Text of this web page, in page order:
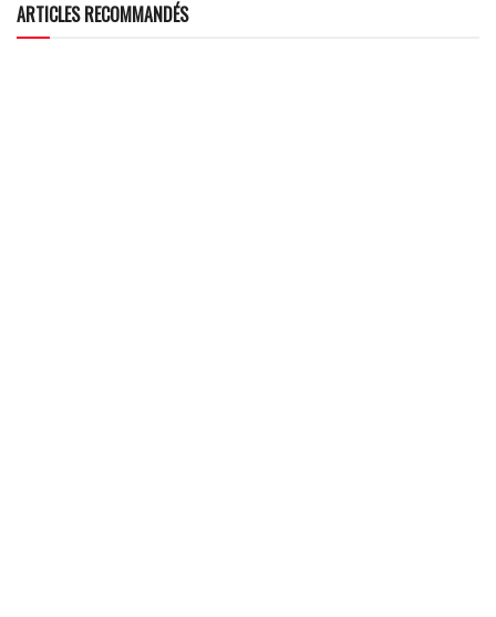
ARTICLES RECOMMANDÉS